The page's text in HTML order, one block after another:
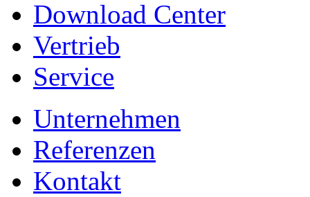
Download Center
Vertrieb
Service
Unternehmen
Referenzen
Kontakt